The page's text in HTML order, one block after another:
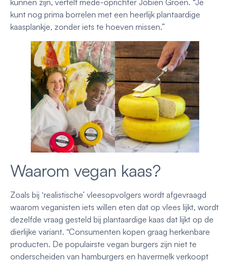
kunt nog prima borrelen met een heerlijk plantaardige
kaasplankje, zonder iets te hoeven missen.”
Waarom vegan kaas?
Zoals bij ‘realistische’ vleesopvolgers wordt afgevraagd
waarom veganisten iets willen eten dat op vlees lijkt, wordt
dezelfde vraag gesteld bij plantaardige kaas dat lijkt op de
dierlijke variant. “Consumenten kopen graag herkenbare
producten. De populairste vegan burgers zijn niet te
onderscheiden van hamburgers en havermelk verkoopt